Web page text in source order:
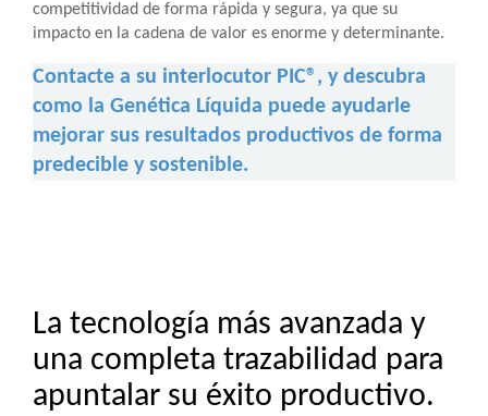
competitividad de forma rápida y segura, ya que su
impacto en la cadena de valor es enorme y determinante.
Contacte a su interlocutor PIC®, y descubra
como la Genética Líquida puede ayudarle
mejorar sus resultados productivos de forma
predecible y sostenible.
La tecnología más avanzada y
una completa trazabilidad para
apuntalar su éxito productivo.